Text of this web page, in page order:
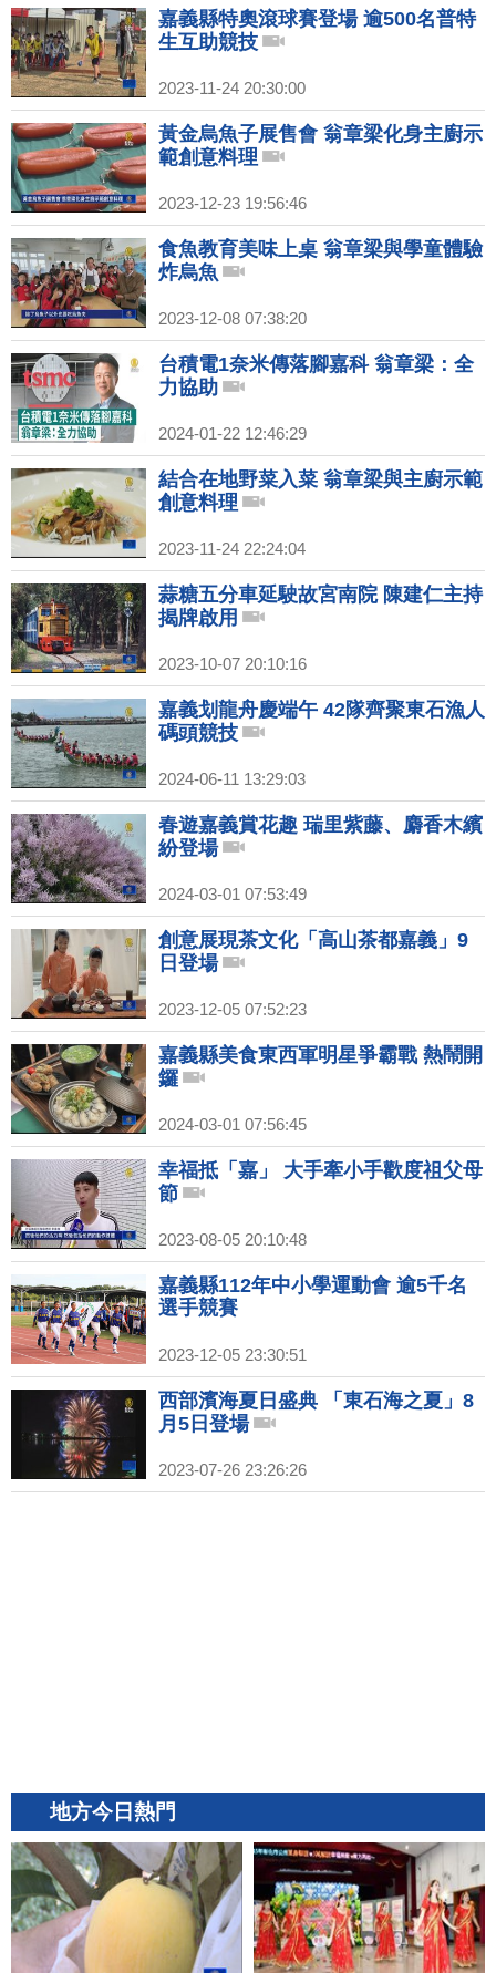
嘉義縣特奧滾球賽登場 逾500名普特
生互助競技
2023-11-24 20:30:00
黃金烏魚子展售會 翁章梁化身主廚示
範創意料理
2023-12-23 19:56:46
食魚教育美味上桌 翁章梁與學童體驗
炸烏魚
2023-12-08 07:38:20
台積電1奈米傳落腳嘉科 翁章梁：全
力協助
2024-01-22 12:46:29
結合在地野菜入菜 翁章梁與主廚示範
創意料理
2023-11-24 22:24:04
蒜糖五分車延駛故宮南院 陳建仁主持
揭牌啟用
2023-10-07 20:10:16
嘉義划龍舟慶端午 42隊齊聚東石漁人
碼頭競技
2024-06-11 13:29:03
春遊嘉義賞花趣 瑞里紫藤、麝香木繽
紛登場
2024-03-01 07:53:49
創意展現茶文化「高山茶都嘉義」9
日登場
2023-12-05 07:52:23
嘉義縣美食東西軍明星爭霸戰 熱鬧開
鑼
2024-03-01 07:56:45
幸福抵「嘉」 大手牽小手歡度祖父母
節
2023-08-05 20:10:48
嘉義縣112年中小學運動會 逾5千名
選手競賽
2023-12-05 23:30:51
西部濱海夏日盛典 「東石海之夏」8
月5日登場
2023-07-26 23:26:26
地方今日熱門